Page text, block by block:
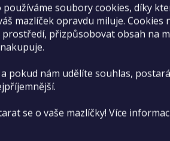
soubory cookies, díky
mazlíček opravdu miluje. Cookies
přizpůsobovat obsah na
pokud nám udělíte souhlas,
se o vaše mazlíčky! Více
1,4 %, vlhkost 79 %, taurin 0,8
mg/kg), 3b503 síran